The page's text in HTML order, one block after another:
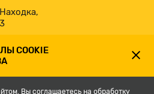
COOKIE
Вы соглашаетесь на обработку